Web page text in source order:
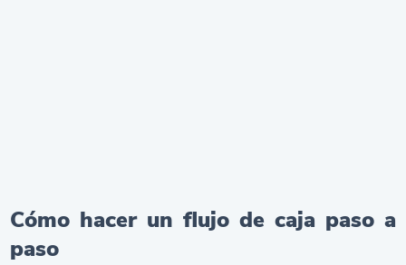
Cómo hacer un flujo de caja paso a
paso